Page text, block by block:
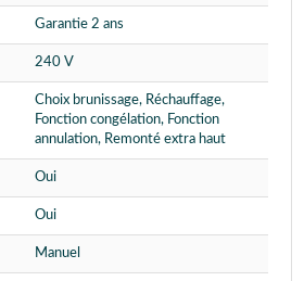
Garantie 2 ans
240 V
Choix brunissage, Réchauffage,
Fonction congélation, Fonction
annulation, Remonté extra haut
Oui
Oui
Manuel